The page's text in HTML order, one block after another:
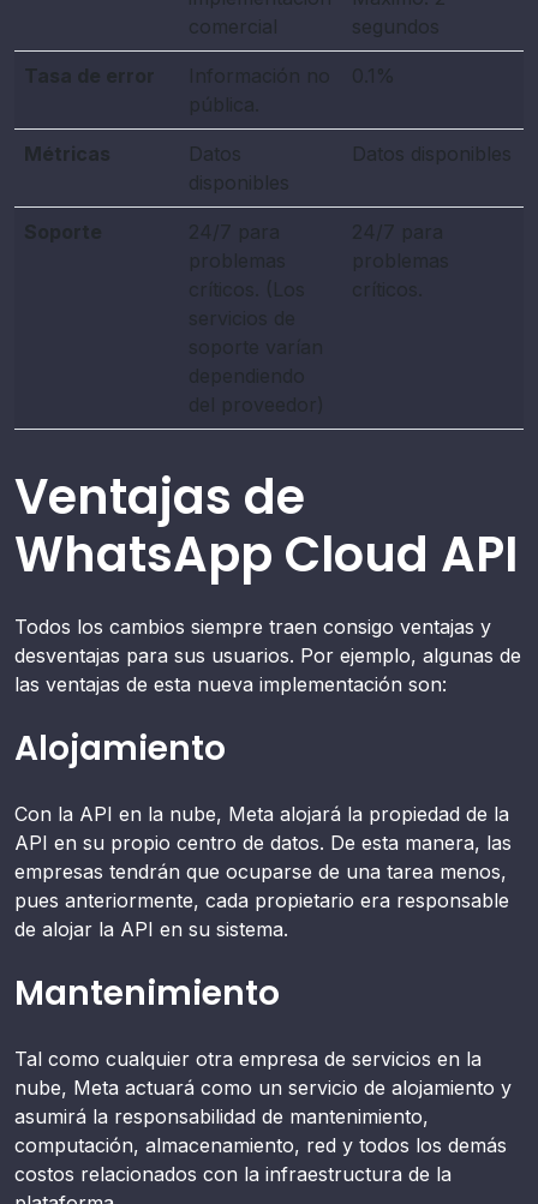
comercial
segundos
Tasa de error
Información no
pública.
0.1%
Métricas
Datos
disponibles
Datos disponibles
Soporte
24/7 para
problemas
críticos. (Los
servicios de
soporte varían
dependiendo
del proveedor)
24/7 para
problemas
críticos.
Ventajas de
WhatsApp Cloud API
Todos los cambios siempre traen consigo ventajas y
desventajas para sus usuarios. Por ejemplo, algunas de
las ventajas de esta nueva implementación son:
Alojamiento
Con la API en la nube, Meta alojará la propiedad de la
API en su propio centro de datos. De esta manera, las
empresas tendrán que ocuparse de una tarea menos,
pues anteriormente, cada propietario era responsable
de alojar la API en su sistema.
Mantenimiento
Tal como cualquier otra empresa de servicios en la
nube, Meta actuará como un servicio de alojamiento y
asumirá la responsabilidad de mantenimiento,
computación, almacenamiento, red y todos los demás
costos relacionados con la infraestructura de la